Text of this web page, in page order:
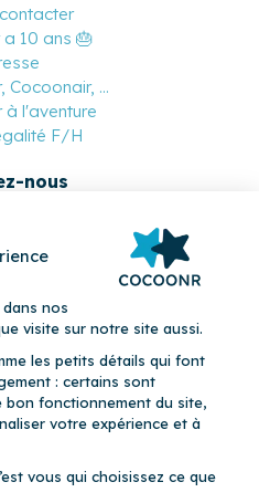
10 ans 🎂
Cocoonair, ...
à l'aventure
F/H
nous
confidentialité–Politique de